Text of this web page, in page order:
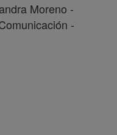
Moreno -
-